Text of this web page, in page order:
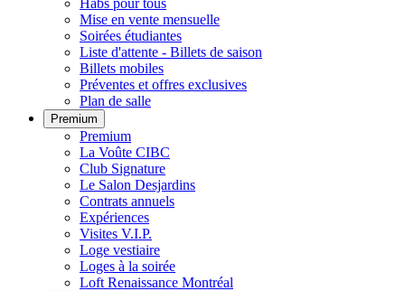
Habs pour tous
Mise en vente mensuelle
Soirées étudiantes
Liste d'attente - Billets de saison
Billets mobiles
Préventes et offres exclusives
Plan de salle
Premium
Premium
La Voûte CIBC
Club Signature
Le Salon Desjardins
Contrats annuels
Expériences
Visites V.I.P.
Loge vestiaire
Loges à la soirée
Loft Renaissance Montréal